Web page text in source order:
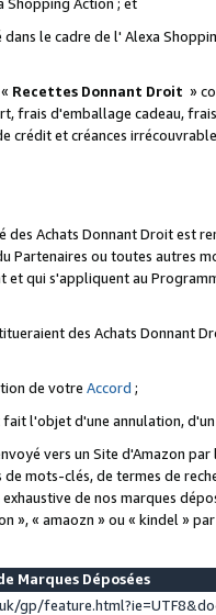
le cadre de l' Alexa
Recettes Donnant Droit »
frais d'emballage cadeau,
crédit et créances
Achats Donnant Droit est
Partenaires ou toutes autres
qui s'appliquent au
des Achats Donnant
de votre Accord ;
l'objet d'une annulation,
vers un Site d'Amazon
de mots-clés, de termes de
de nos marques
», « amaozn » ou « kindel »
Marques Déposées
gp/